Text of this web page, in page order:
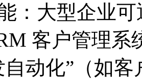
：大型企业
客户管理系
自动化”（如